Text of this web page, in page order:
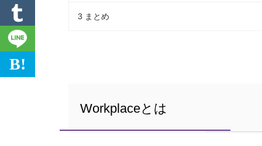
B!
3 まとめ
Workplaceとは